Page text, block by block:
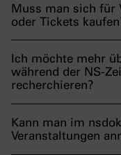
Muss man sich für
oder Tickets
Ich möchte mehr
während der NS-
recherchieren?
Kann man im
Veranstaltungen